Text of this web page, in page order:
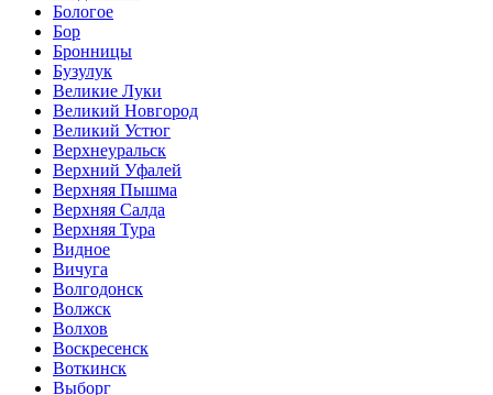
Бологое
Бор
Бронницы
Бузулук
Великие Луки
Великий Новгород
Великий Устюг
Верхнеуральск
Верхний Уфалей
Верхняя Пышма
Верхняя Салда
Верхняя Тура
Видное
Вичуга
Волгодонск
Волжск
Волхов
Воскресенск
Воткинск
Выборг